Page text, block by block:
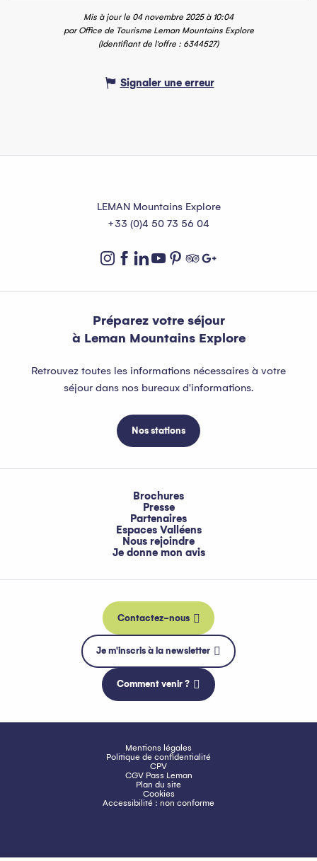
Mis à jour le 04 novembre 2025 à 10:04
par Office de Tourisme Leman Mountains Explore
(Identifiant de l'offre : 6344527)
Signaler une erreur
LEMAN Mountains Explore
+33 (0)4 50 73 56 04
Préparez votre séjour
à Leman Mountains Explore
Retrouvez toutes les informations nécessaires à votre
séjour dans nos bureaux d'informations.
Nos stations
Brochures
Presse
Partenaires
Espaces Valléens
Nous rejoindre
Je donne mon avis
Contactez-nous
Je m'inscris à la newsletter
Comment venir ?
Mentions légales
Politique de confidentialité
CPV
CGV Pass Leman
Plan du site
Cookies
Accessibilité : non conforme